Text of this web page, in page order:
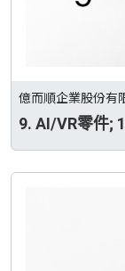
億而順企業股份有
9. AI/VR零件;